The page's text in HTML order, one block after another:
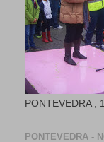
PONTEVEDRA ,
PONTEVEDRA -